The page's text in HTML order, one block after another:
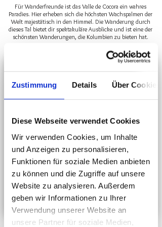
Zustimmung Details Über Cookies
Diese Webseite verwendet Cookies
Wir verwenden Cookies, um Inhalte
und Anzeigen zu personalisieren,
Funktionen für soziale Medien anbieten
zu können und die Zugriffe auf unsere
Website zu analysieren. Außerdem
geben wir Informationen zu Ihrer
Verwendung unserer Website an
unsere Partner für soziale Medien,
Für Wanderfreunde ist das Valle de Cocora ein wahres
Paradies. Hier erheben sich die höchsten Wachspalmen der
Welt majestätisch in den Himmel. Die Wanderung durch
dieses Tal bietet dir spektakuläre Ausblicke und ist eine der
schönsten Wanderungen, die Kolumbien zu bieten hat.